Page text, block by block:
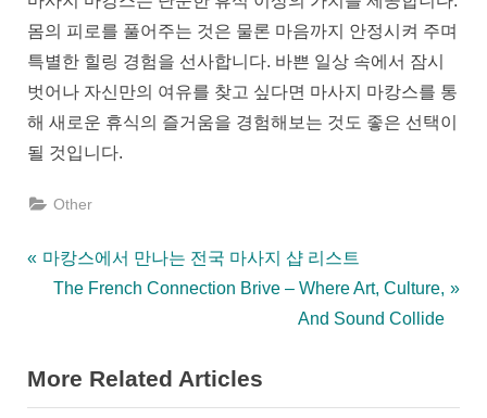
몸의 피로를 풀어주는 것은 물론 마음까지 안정시켜 주며
특별한 힐링 경험을 선사합니다. 바쁜 일상 속에서 잠시
벗어나 자신만의 여유를 찾고 싶다면 마사지 마캉스를 통
해 새로운 휴식의 즐거움을 경험해보는 것도 좋은 선택이
될 것입니다.
Other
Post
P
i
o
마캉스에서 만나는 전국 마사지 샵 리스트
N
t
P
The French Connection Brive – Where Art, Culture,
And Sound Collide
More Related Articles